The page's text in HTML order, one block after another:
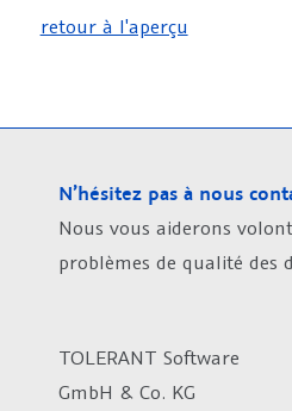
retour à l'aperçu
N’hésitez pas à nous
Nous vous aiderons
problèmes de qualité des
TOLERANT Software
GmbH & Co. KG